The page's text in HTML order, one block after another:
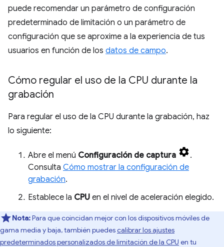
puede recomendar un parámetro de configuración
predeterminado de limitación o un parámetro de
configuración que se aproxime a la experiencia de tus
usuarios en función de los datos de campo.
Cómo regular el uso de la CPU durante la
grabación
Para regular el uso de la CPU durante la grabación, haz
lo siguiente:
Abre el menú Configuración de captura
.
Consulta Cómo mostrar la configuración de
grabación.
Establece la CPU en el nivel de aceleración elegido.
Nota:Para que coincidan mejor con los dispositivos móviles de
gama media y baja, también puedescalibrar los ajustes
predeterminados personalizados de limitación de la CPU en tu